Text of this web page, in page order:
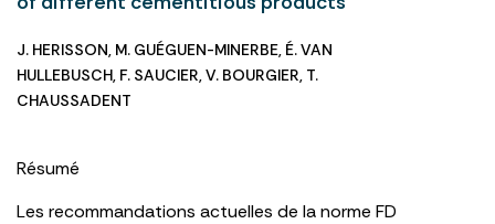
J. HERISSON, M. GUÉGUEN-MINERBE, É. VAN
HULLEBUSCH, F. SAUCIER,V. BOURGIER, T.
CHAUSSADENT
Résumé
Les recommandations actuelles de la norme FD